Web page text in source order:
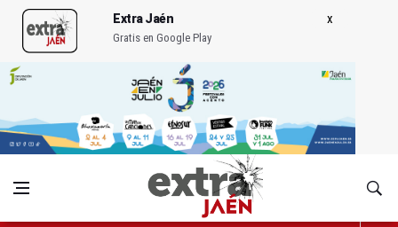
Extra Jaén
Gratis en Google Play